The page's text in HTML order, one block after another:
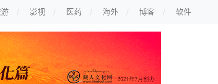
影视 医药 海外 博客 软件